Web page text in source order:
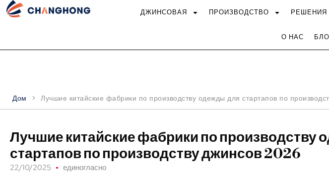
ДЖИНСОВАЯ ПРОИЗВОДСТВО РЕШЕНИЯ
О НАС
Дом > Лучшие китайские фабрики по производству одежды для стартапов по
Лучшие китайские фабрики по производству
стартапов по производству джинсов 2026
22/10/2025 единогласно